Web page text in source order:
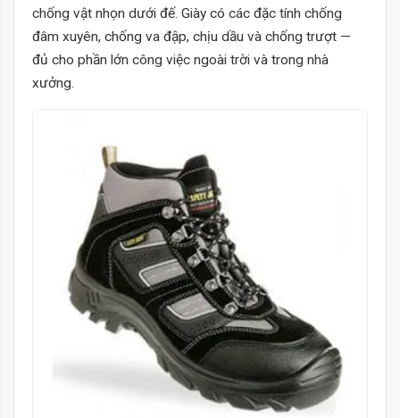
chống vật nhọn dưới đế. Giày có các đặc tính chống
đâm xuyên, chống va đập, chịu dầu và chống trượt —
đủ cho phần lớn công việc ngoài trời và trong nhà
xưởng.